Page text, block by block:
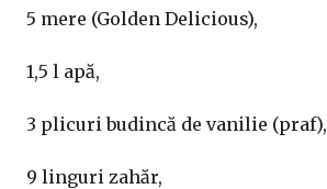
5 mere (Golden Delicious),
1,5 l apă,
3 plicuri budincă de vanilie (praf),
9 linguri zahăr,